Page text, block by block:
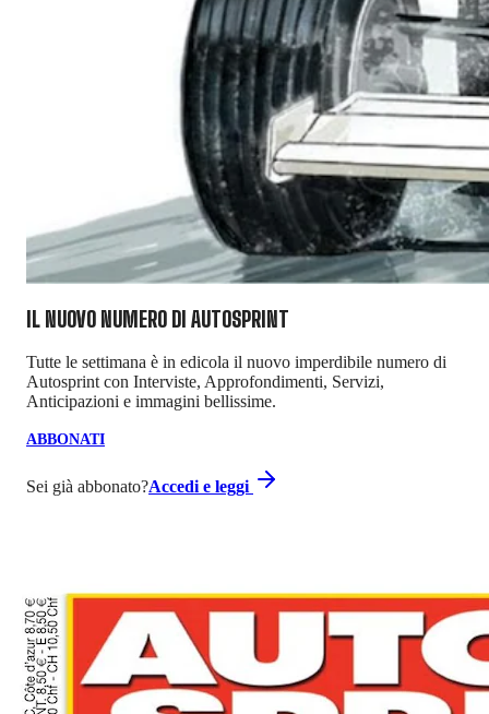
IL NUOVO NUMERO DI AUTOSPRINT
Tutte le settimana è in edicola il nuovo imperdibile numero di
Autosprint con Interviste, Approfondimenti, Servizi,
Anticipazioni e immagini bellissime.
ABBONATI
Sei già abbonato?Accedi e leggi